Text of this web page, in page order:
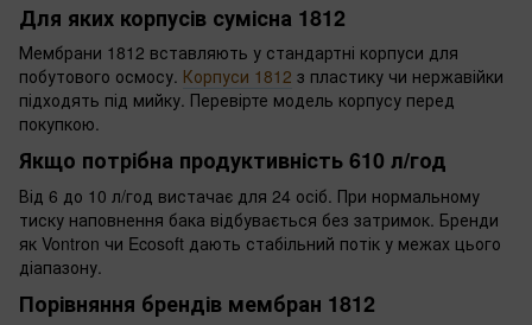
Для яких корпусів сумісна 1812
Мембрани 1812 вставляють у стандартні корпуси для
побутового осмосу. Корпуси 1812 з пластику чи нержавійки
підходять під мийку. Перевірте модель корпусу перед
покупкою.
Якщо потрібна продуктивність 610 л/год
Від 6 до 10 л/год вистачає для 24 осіб. При нормальному
тиску наповнення бака відбувається без затримок. Бренди
як Vontron чи Ecosoft дають стабільний потік у межах цього
діапазону.
Порівняння брендів мембран 1812